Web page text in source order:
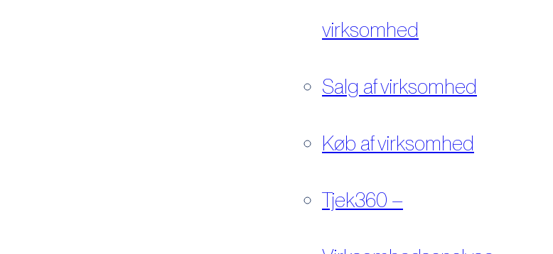
virksomhed
Salg af virksomhed
Køb af virksomhed
Tjek360 –